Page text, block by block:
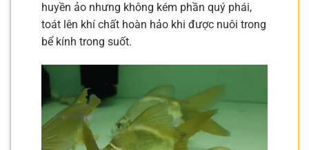
huyền ảo nhưng không kém phần quý phái,
toát lên khí chất hoàn hảo khi được nuôi trong
bể kính trong suốt.